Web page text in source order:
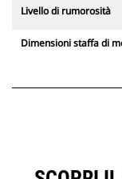
Livello di rumorosità
Dimensioni staffa di